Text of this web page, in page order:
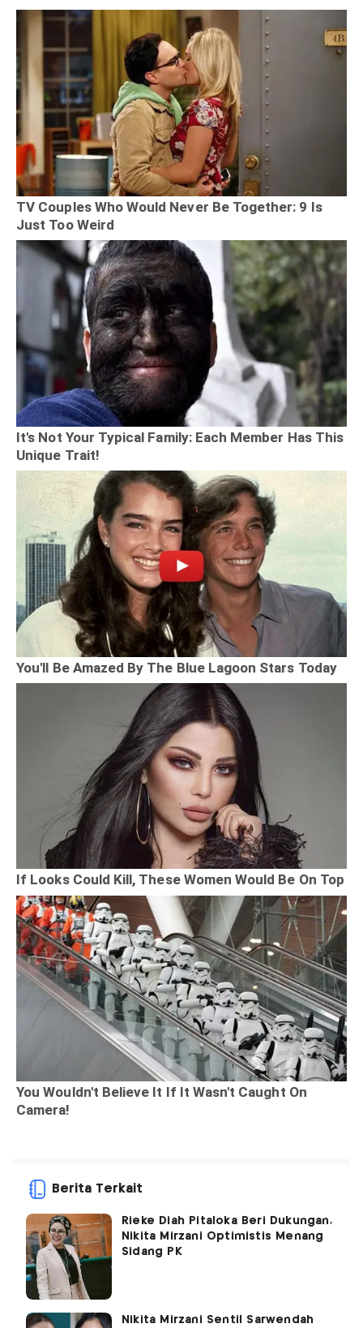
Berita Terkait
Rieke Diah Pitaloka Beri Dukungan,
Nikita Mirzani Optimistis Menang
Sidang PK
Nikita Mirzani Sentil Sarwendah